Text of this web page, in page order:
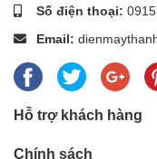
Số điện thoại:
Email:
Hỗ trợ khách hàng
Chính sách